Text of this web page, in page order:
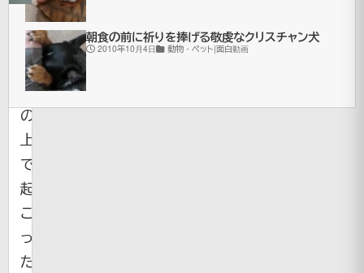
水
の
上
で
起
こ
っ
た
朝食の前に祈りを捧げる敬虔なクリスチャン犬
2010年10月4日 動物・ペット|面白動画